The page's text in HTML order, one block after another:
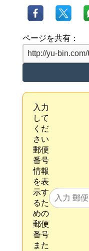
ページを共有：
入力
して
くだ
さい
郵便
番号
情報
を表
示す
るた
めの
郵便
番号
また